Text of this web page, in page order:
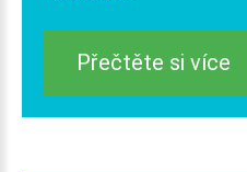
Přečtěte si více